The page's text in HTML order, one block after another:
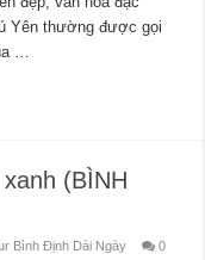
Yên thường được gọi
…
(BÌNH
Bình Định Dài Ngày 0